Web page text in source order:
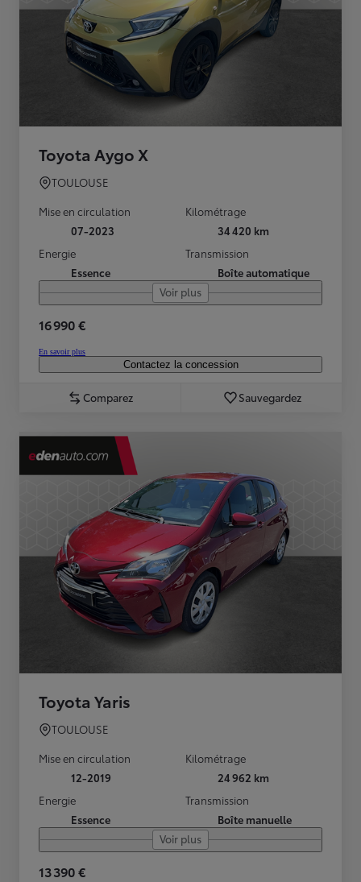
Toyota Aygo X
TOULOUSE
Mise en circulation
07-2023
Kilométrage
34 420 km
Energie
Essence
Transmission
Boîte automatique
Voir plus
16 990 €
En savoir plus
Contactez la concession
Comparez Sauvegardez
Toyota Yaris
TOULOUSE
Mise en circulation
12-2019
Kilométrage
24 962 km
Energie
Essence
Transmission
Boîte manuelle
Voir plus
13 390 €